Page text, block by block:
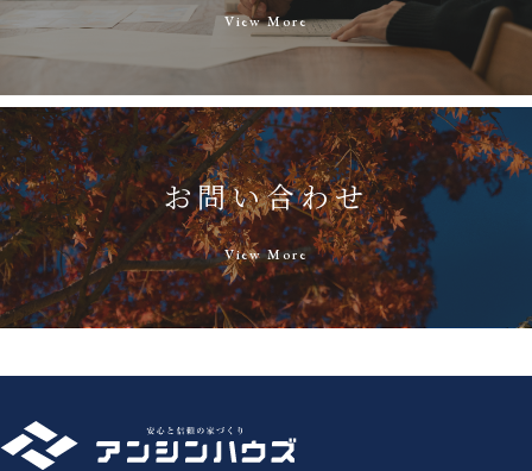
View More
お問い合わせ
View More